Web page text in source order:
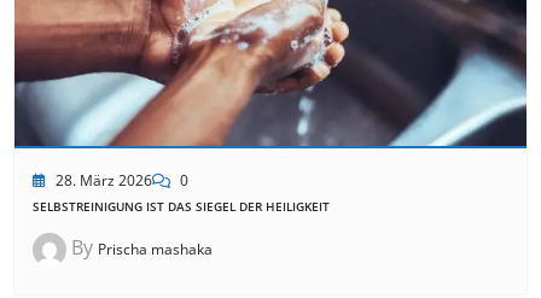
28. März 2026 0
SELBSTREINIGUNG IST DAS SIEGEL DER HEILIGKEIT
By Prischa mashaka